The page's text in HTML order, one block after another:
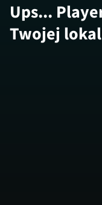
Ups...
Twojej